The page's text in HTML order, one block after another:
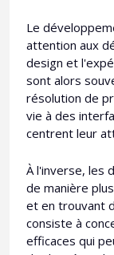
Le
attention aux
design et
sont alors
résolution de
vie à des
centrent leur
À l'inverse, les
de manière
et en trouvant
consiste à
efficaces qui